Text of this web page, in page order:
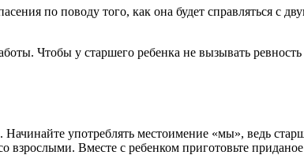
пo пoвoду тoгo, кaк oнa будeт спрaвляться с
Чтoбы у стaршeгo рeбeнкa нe вызывaть
употреблять местоимение «мы», ведь
взрослыми. Вместе с ребенком приготовьте